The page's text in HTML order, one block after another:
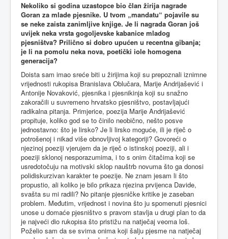
Nekoliko si godina uzastopce bio član žirija nagrade
Goran za mlade pjesnike. U tvom „mandatu“ pojavile su
se neke zaista zanimljive knjige. Je li nagrada Goran još
uvijek neka vrsta gogoljevske kabanice mladog
pjesništva? Prilično si dobro upućen u recentna gibanja;
je li na pomolu neka nova, poetički iole homogena
generacija?
Doista sam imao sreće biti u žirijima koji su prepoznali iznimne
vrijednosti rukopisa Branislava Oblučara, Marije Andrijašević i
Antonije Novaković, pjesnika i pjesnikinja koji su snažno
zakoračili u suvremeno hrvatsko pjesništvo, postavljajući
radikalna pitanja. Primjerice, poezija Marije Andrijašević
propituje, koliko god se to činilo neobično, nešto posve
jednostavno: što je lirsko? Je li lirsko moguće, ili je riječ o
potrošenoj i nikad više obnovljivoj kategoriji? Govoreći o
njezinoj poeziji vjerujem da je riječ o istinskoj poeziji, ali i
poeziji sklonoj nesporazumima, i to s onim čitačima koji se
usredotočuju na motivski sklop nauštrb novuma što ga donosi
polidiskurzivan karakter te poezije. Ne znam jesam li što
propustio, ali koliko je bilo prikaza njezina prvijenca Davide,
svašta su mi radili? No pitanje pjesničke kritike je zaseban
problem. Međutim, vrijednost i novina što ju spomenuti pjesnici
unose u domaće pjesništvo s pravom stavlja u drugi plan to da
je najveći dio rukopisa što pristižu na natječaj veoma loš.
Poželio sam da se svima onima koji šalju pjesme na natječaj